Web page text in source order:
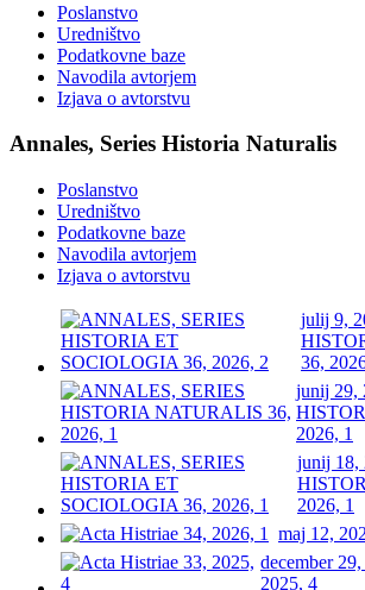
Poslanstvo
Uredništvo
Podatkovne baze
Navodila avtorjem
Izjava o avtorstvu
Annales, Series Historia Naturalis
Poslanstvo
Uredništvo
Podatkovne baze
Navodila avtorjem
Izjava o avtorstvu
julij 9,
36,
junij 29,
2026, 1
junij 18,
2026, 1
maj 12,
december
2025, 4